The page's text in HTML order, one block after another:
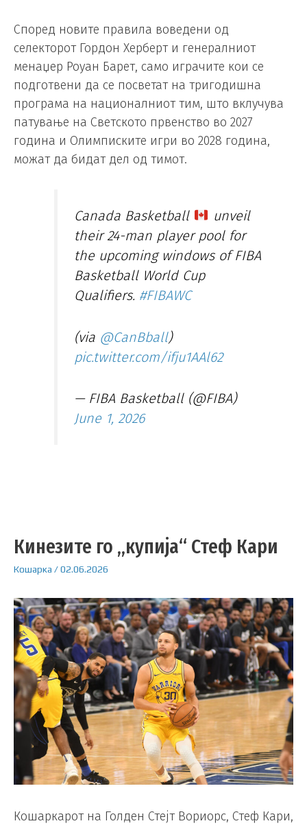
Според новите правила воведени од
селекторот Гордон Херберт и генералниот
менаџер Роуан Барет, само играчите кои се
подготвени да се посветат на тригодишна
програма на националниот тим, што вклучува
патување на Светското првенство во 2027
година и Олимписките игри во 2028 година,
можат да бидат дел од тимот.
Canada Basketball
unveil
their 24-man player pool for
the upcoming windows of FIBA
Basketball World Cup
Qualifiers. #FIBAWC
(via @CanBball)
pic.twitter.com/ifju1AAl62
— FIBA Basketball (@FIBA)
June 1, 2026
Кинезите го „купија“ Стеф Кари
Кошарка /02.06.2026
Кошаркарот на Голден Стејт Вориорс, Стеф Кари,